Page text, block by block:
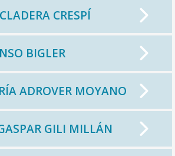
MALLORCA.ES
TRANSPARÈNCIA
CRESPÍ
BIGLER
ADROVER MOYANO
GILI MILLÁN